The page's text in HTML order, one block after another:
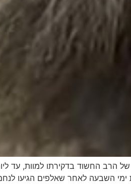
הרב החשוד בדקירתו למוות, עד
השבעה לאחר שאלפים הגיעו